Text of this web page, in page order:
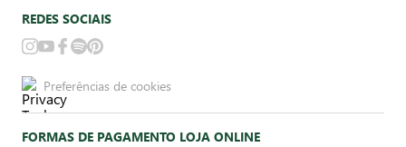
REDES SOCIAIS
Preferências de cookies
FORMAS DE PAGAMENTO LOJA ONLINE